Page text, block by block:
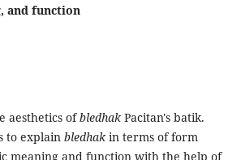
and function
aesthetics ofbledhakPacitan's batik.
to explain bledhakin terms of form
meaning and function with the help of